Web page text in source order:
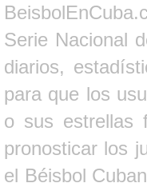
Serie Nacional
diarios,
para que los
o sus estrellas
pronosticar los
el Béisbol